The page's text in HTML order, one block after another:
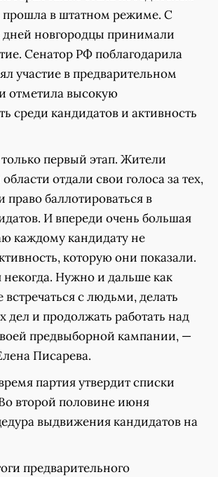
прошла в штатном режиме. С
новгородцы принимали
Сенатор РФ поблагодарила
участие в предварительном
отметила высокую
среди кандидатов и активность
первый этап. Жители
отдали свои голоса за тех,
право баллотироваться в
И впереди очень большая
каждому кандидату не
которую они показали.
некогда. Нужно и дальше как
с людьми, делать
дел и продолжать работать над
предвыборной кампании, —
Писарева.
партия утвердит списки
второй половине июня
выдвижения кандидатов на
предварительного